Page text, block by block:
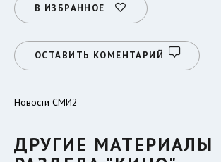
В ИЗБРАННОЕ
ОСТАВИТЬ КОМЕНТАРИЙ
Новости СМИ2
ДРУГИЕ МАТЕРИАЛЫ